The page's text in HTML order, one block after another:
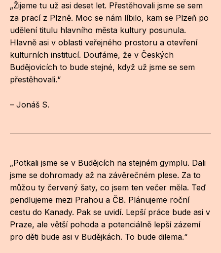
„Žijeme tu už asi deset let. Přestěhovali jsme se sem
za prací z Plzně. Moc se nám líbilo, kam se Plzeň po
udělení titulu hlavního města kultury posunula.
Hlavně asi v oblasti veřejného prostoru a otevření
kulturních institucí. Doufáme, že v Českých
Budějovicích to bude stejné, když už jsme se sem
přestěhovali.“
– Jonáš S.
„Potkali jsme se v Budějcích na stejném gymplu. Dali
jsme se dohromady až na závěrečném plese. Za to
můžou ty červený šaty, co jsem ten večer měla. Teď
pendlujeme mezi Prahou a ČB. Plánujeme roční
cestu do Kanady. Pak se uvidí. Lepší práce bude asi v
Praze, ale větší pohoda a potenciálně lepší zázemí
pro děti bude asi v Budějkách. To bude dilema.“